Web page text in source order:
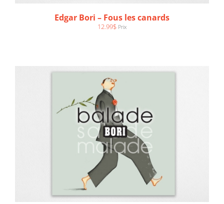
Edgar Bori – Fous les canards
12.99$ Prix
AJOUTER AU PANIER / DÉTAILS